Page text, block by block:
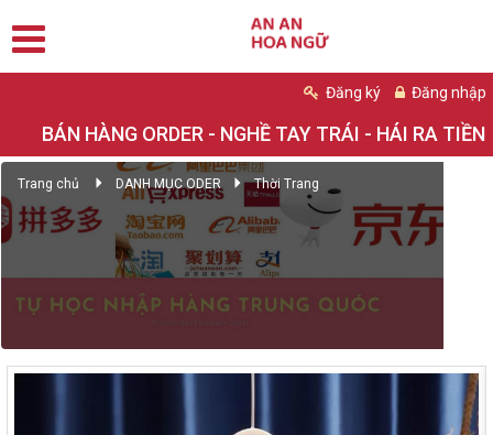
Đăng ký Đăng nhập
BÁN HÀNG ORDER - NGHỀ TAY TRÁI - HÁI RA TIỀN
Trang chủ DANH MỤC ODER Thời Trang